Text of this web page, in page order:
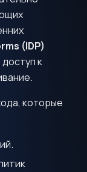
(IDP)
к
которые